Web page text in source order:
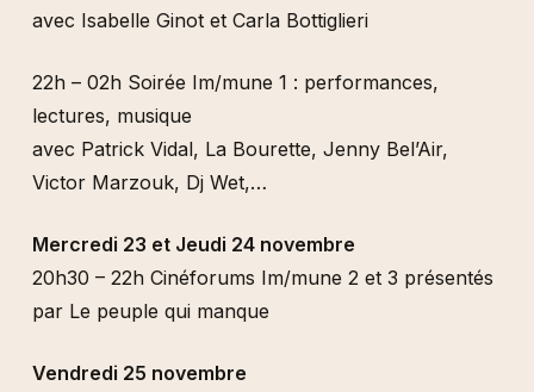
avec Isabelle Ginot et Carla Bottiglieri
22h – 02h Soirée Im/mune 1 : performances,
lectures, musique
avec Patrick Vidal, La Bourette, Jenny Bel’Air,
Victor Marzouk, Dj Wet,…
Mercredi 23 et Jeudi 24 novembre
20h30 – 22h Cinéforums Im/mune 2 et 3 présentés
par Le peuple qui manque
Vendredi 25 novembre